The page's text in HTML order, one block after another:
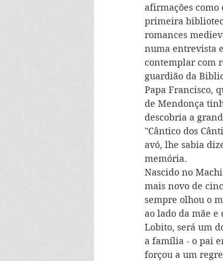
afirmações
primeira
romances
numa entrevista
contemplar com
guardião da
Papa Francisco,
de Mendonça
descobria a
"Cântico dos
avó, lhe sabia
memória.
Nascido no
mais novo de
sempre olhou o
ao lado da mãe
Lobito, será um
a família - o pai
forçou a um